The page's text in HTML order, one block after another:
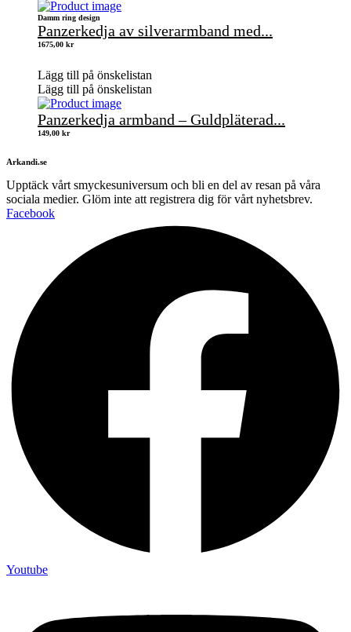
Damm ring design
Panzerkedja av silverarmband med...
1675,00 kr
Lägg till på önskelistan
Lägg till på önskelistan
Panzerkedja armband – Guldpläterad...
149,00 kr
Arkandi.se
Upptäck vårt smyckesuniversum och bli en del av resan på våra
sociala medier. Glöm inte att registrera dig för vårt nyhetsbrev.
Facebook
Youtube